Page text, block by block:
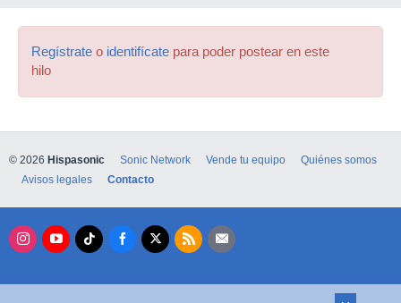
Regístrate o identifícate para poder postear en este
hilo
© 2026 Hispasonic Sonic Network Vende tu equipo
Quiénes somos
Avisos legales
Contacto